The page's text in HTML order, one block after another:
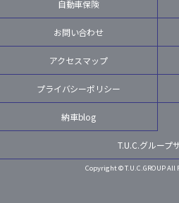
自動車保険
お問い合わせ
アクセスマップ
プライバシーポリシー
納車blog
T.U.C.グループ
Copyright © T.U.C.GROUP All